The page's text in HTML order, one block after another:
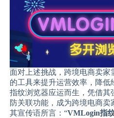
面对上述挑战，跨境电商卖家
的工具来提升运营效率，降低
指纹浏览器应运而生，凭借其
防关联功能，成为跨境电商卖
其宣传语所言：“VMLogin指